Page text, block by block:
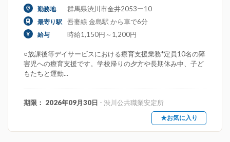
勤務地 群馬県渋川市金井2053ー10
最寄り駅 吾妻線 金島駅 から車で6分
給与 時給1,150円～1,200円
○放課後等デイサービスにおける療育支援業務*定員10名の障
害児への療育支援です。学校帰りの夕方や長期休み中、子ど
もたちと運動...
期限： 2026年09月30日 - 渋川公共職業安定所
★お気に入り